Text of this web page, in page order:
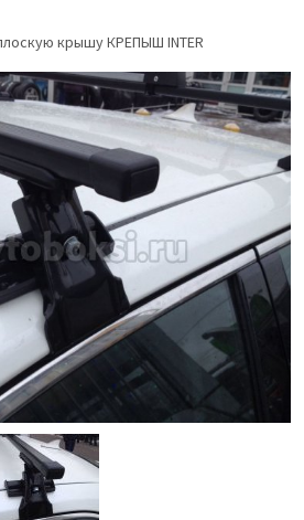
крышу КРЕПЫШ INTER